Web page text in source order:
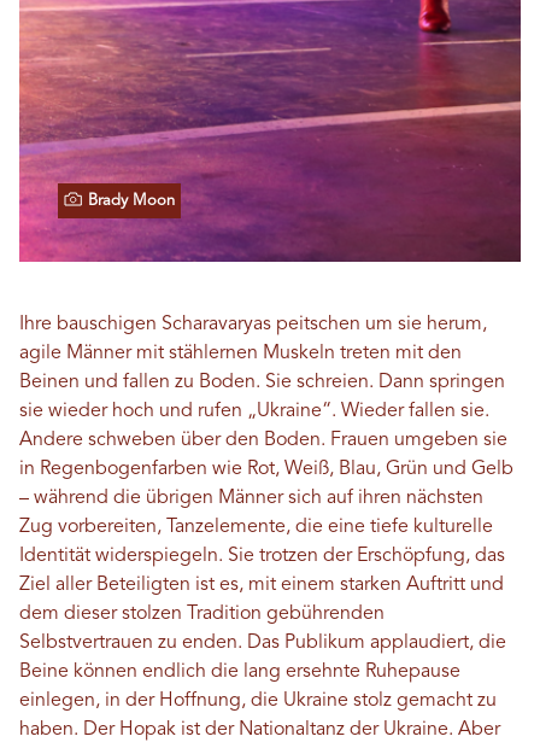
Brady Moon
Ihre bauschigen Scharavaryas peitschen um sie herum,
agile Männer mit stählernen Muskeln treten mit den
Beinen und fallen zu Boden. Sie schreien. Dann springen
sie wieder hoch und rufen „Ukraine“. Wieder fallen sie.
Andere schweben über den Boden. Frauen umgeben sie
in Regenbogenfarben wie Rot, Weiß, Blau, Grün und Gelb
– während die übrigen Männer sich auf ihren nächsten
Zug vorbereiten, Tanzelemente, die eine tiefe kulturelle
Identität widerspiegeln. Sie trotzen der Erschöpfung, das
Ziel aller Beteiligten ist es, mit einem starken Auftritt und
dem dieser stolzen Tradition gebührenden
Selbstvertrauen zu enden. Das Publikum applaudiert, die
Beine können endlich die lang ersehnte Ruhepause
einlegen, in der Hoffnung, die Ukraine stolz gemacht zu
haben. Der Hopak ist der Nationaltanz der Ukraine. Aber